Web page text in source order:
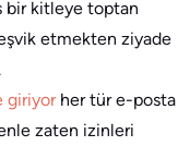
bir kitleye toptan
etmekten ziyade
giriyor her tür e-posta
zaten izinleri